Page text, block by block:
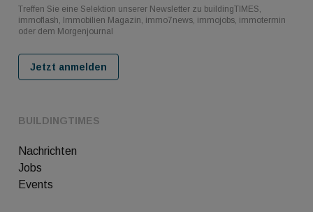
BUILDINGTIMES
Nachrichten
Jobs
Events
Treffen Sie eine Selektion unserer Newsletter zu buildingTIMES,
immoflash, Immobilien Magazin, immo7news, immojobs, immotermin
oder dem Morgenjournal
Jetzt anmelden